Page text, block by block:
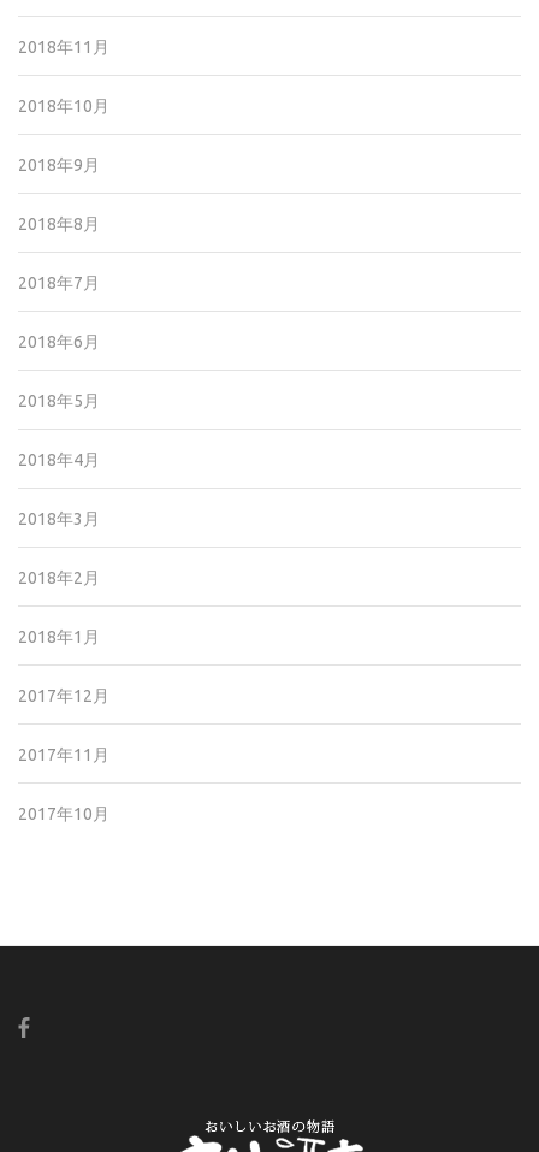
2018年11月
2018年10月
2018年9月
2018年8月
2018年7月
2018年6月
2018年5月
2018年4月
2018年3月
2018年2月
2018年1月
2017年12月
2017年11月
2017年10月